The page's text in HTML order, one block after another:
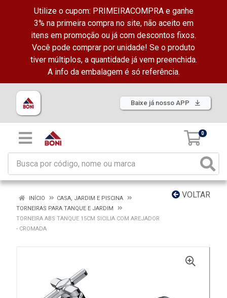
Utilize o cupom: PRIMEIRACOMPRA e ganhe
3% na primeira compra no site, não aceito em
itens em promoção ou já com descontos fixos.
Você pode comprar por unidade! Se o produto
tiver múltiplos, a quantidade já vem preenchida.
A info da embalagem é só referência.
Baixe já nosso APP
0
VOLTAR
INÍCIO
CASA, JARDIM E PISCINA
TORNEIRAS PARA TANQUE E JARDIM
TORNEIRA ABS TANQUE 15CM SICILIA COM AREJADOR
- CROMADA